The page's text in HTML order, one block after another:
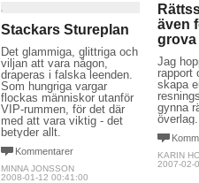
Stackars Stureplan
Det glammiga, glittriga och
viljan att vara någon,
draperas i falska leenden.
Som hungriga vargar
flockas människor utanför
VIP-rummen, för det där
med att vara viktig - det
betyder allt.
Kommentarer
MINNA JONSSON
2008-01-12 00:41:00
även
Jag
rapport
skapa
gynna
överlag.
KARIN
2007-02-